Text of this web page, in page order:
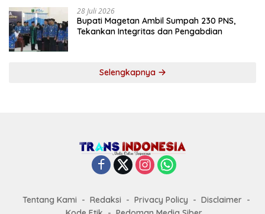
28 Juli 2026
Bupati Magetan Ambil Sumpah 230 PNS,
Tekankan Integritas dan Pengabdian
Selengkapnya
Tentang Kami Redaksi Privacy Policy
Disclaimer